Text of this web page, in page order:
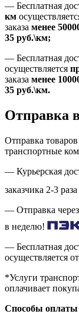
— Бесплатная
км
заказа менее
35 руб.\км;
— Бесплатная
осуществляется
заказа менее
35 руб.\км.
Отправка
Отправка
транспортные
— Курьерская
заказчика 2-3
— Отправка
в неделю!
— Бесплатная
осуществляется
*Услуги
оплачивает
Способы оплаты